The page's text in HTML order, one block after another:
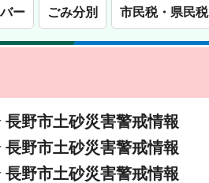
ー ごみ分別 市民税・県民税
野市土砂災害警戒情報
野市土砂災害警戒情報
野市土砂災害警戒情報